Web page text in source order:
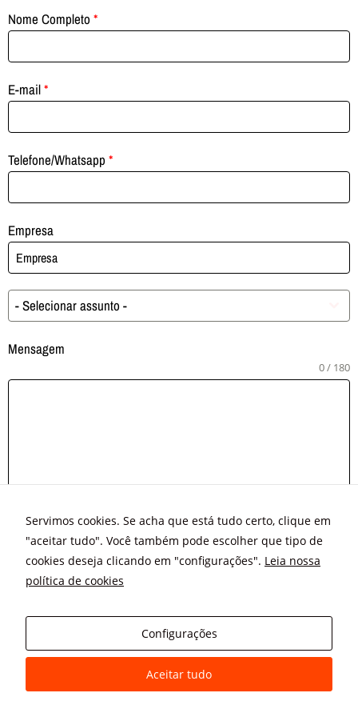
Nome Completo *
E-mail*
Telefone/Whatsapp *
Empresa
- Selecionar assunto -
Mensagem
0 / 180
Enviar
Servimos cookies. Se acha que está tudo certo, clique em
"aceitar tudo". Você também pode escolher que tipo de
cookies deseja clicando em "configurações". Leia nossa
política de cookies
Configurações
Aceitar tudo